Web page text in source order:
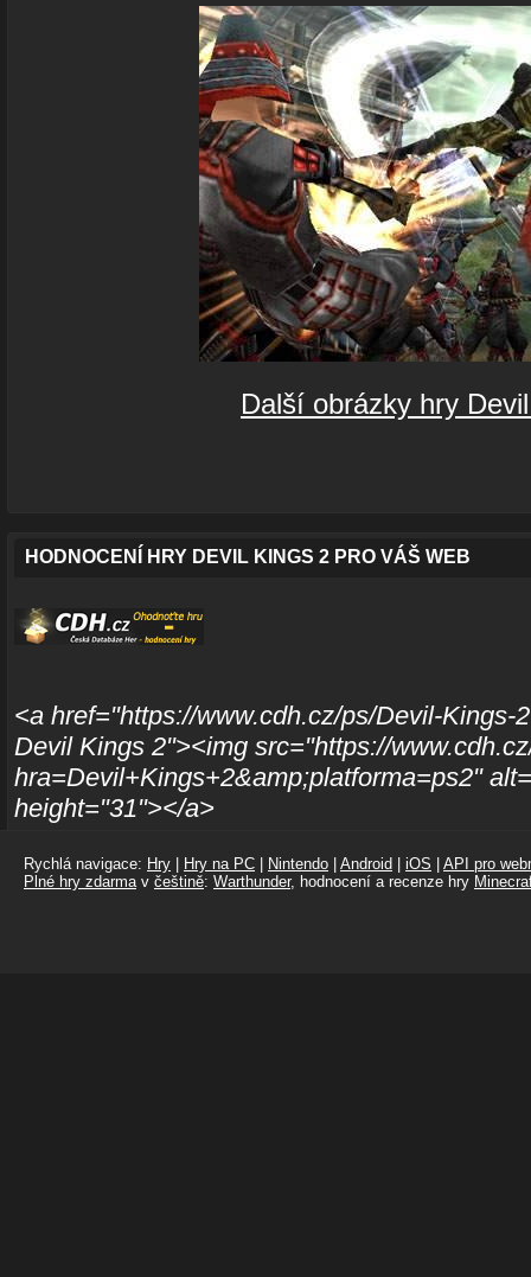
Další obrázky hry
HODNOCENÍ HRY DEVIL KINGS 2 PRO VÁŠ WEB
<a href="https://www.cdh.cz/ps/Devil-Kings-
Devil Kings 2"><img src="https://
hra=Devil+Kings+2&amp;platforma=ps2"
height="31"></a>
Rychlá navigace: Hry Hry na PC Nintendo Android iOS
API pro
Plné hry zdarmav češtině: Warthunder, hodnocení a recenze hry